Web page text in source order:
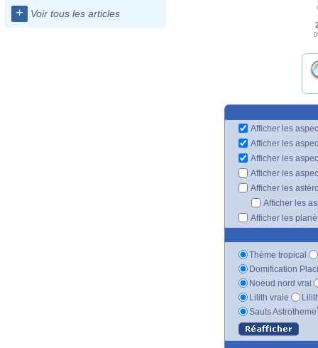
+ Voir tous les articles
Afficher les
Afficher les
Afficher les
Afficher les
Afficher les
Afficher les
Afficher les
Thème tropical
Domification
Noeud nord vrai
Lilith vraie
Sauts Astrotheme